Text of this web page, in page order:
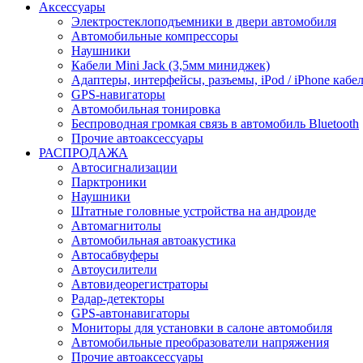
Аксессуары
Электростеклоподъемники в двери автомобиля
Автомобильные компрессоры
Наушники
Кабели Mini Jack (3,5мм миниджек)
Адаптеры, интерфейсы, разъемы, iPod / iPhone
GPS-навигаторы
Автомобильная тонировка
Беспроводная громкая связь в автомобиль Bluetooth
Прочие автоаксессуары
РАСПРОДАЖА
Автосигнализации
Парктроники
Наушники
Штатные головные устройства на андроиде
Автомагнитолы
Автомобильная автоакустика
Автосабвуферы
Автоусилители
Автовидеорегистраторы
Радар-детекторы
GPS-автонавигаторы
Мониторы для установки в салоне автомобиля
Автомобильные преобразователи напряжения
Прочие автоаксессуары